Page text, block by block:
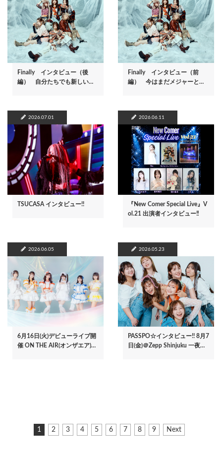
Finally インタビュー（後
編） 自分たちでも新しい…
Finally インタビュー（前
編） 今はまだメジャーと…
2026.07.01
TSUCASA インタビュー!!
2026.06.11
『New Comer Special Live』V
ol.21 出演者インタビュー‼
2026.06.05
6月16日(火)デビューライブ開
催 ON THE AIR(オンザエア)…
2026.05.23
PASSPO☆インタビュー!! 8月7
日(金)＠Zepp Shinjuku 一夜…
カ
1
ペ
2
ペ
3
ペ
4
ペ
5
ペ
6
ペ
7
ペ
8
ペ
9
次
Next